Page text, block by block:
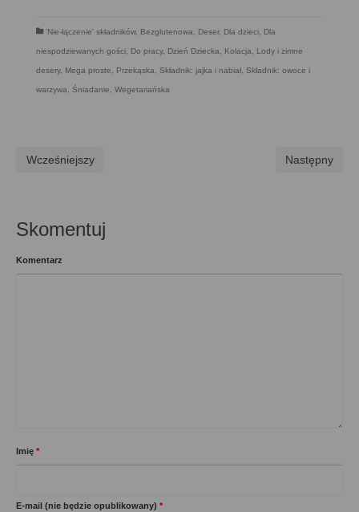
'Nie-łączenie' składników, Bezglutenowa Deser, Dla dzieci Dla
niespodziewanych gości Do pracy, Dzień Dziecka Kolacja Lody i zimne
desery, Mega proste Przekąska Składnik: jajka i nabiał Składnik: owoce i
warzywa Śniadanie Wegetariańska
Wcześniejszy Następny
Skomentuj
Komentarz
Imię *
E-mail (nie będzie opublikowany) *